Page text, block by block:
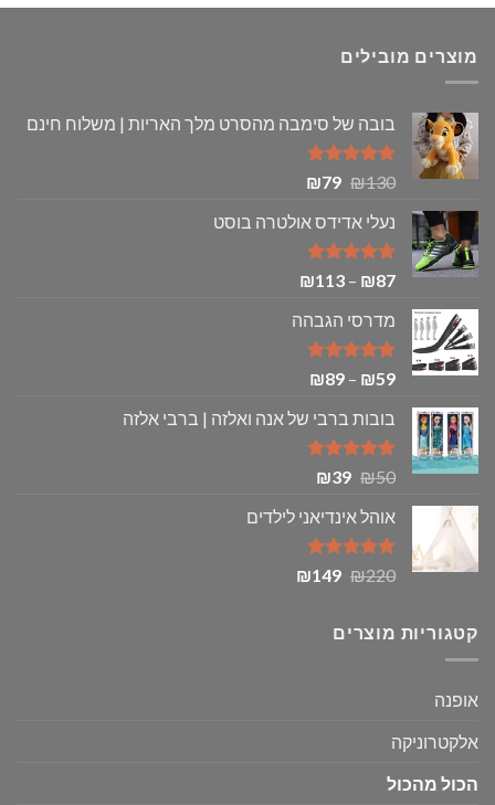
מוצרים מובילים
בובה של סימבה מהסרט מלך האריות | משלוח חינם
דורג5.00₪130
המחיר
היה:
₪130.
₪79
המחיר
הוא:
₪79.
נעלי אדידס אולטרה בוסט
דורג
5.00
₪87
–
₪113
מדרסי הגבהה
דורג
5.00
₪59
–
₪89
עד
בובות ברבי של אנה ואלזה | ברבי אלזה
דורג 5.00 ₪50
המחיר
היה:
₪50.
₪39
המחיר
הוא:
₪39.
אוהל אינדיאני לילדים
דורג5.00₪220
המחיר
₪220.
₪149
המחיר
קטגוריות מוצרים
אופנה
אלקטרוניקה
הכול מהכול